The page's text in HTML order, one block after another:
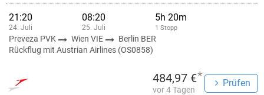
21:20
24. Juli
08:20
25. Juli
5h 20m
1 Stopp
Preveza PVK Wien VIE
Berlin BER
Rückflug mit Austrian Airlines (OS0858)
484,97 €*
vor 4 Tagen
Prüfen